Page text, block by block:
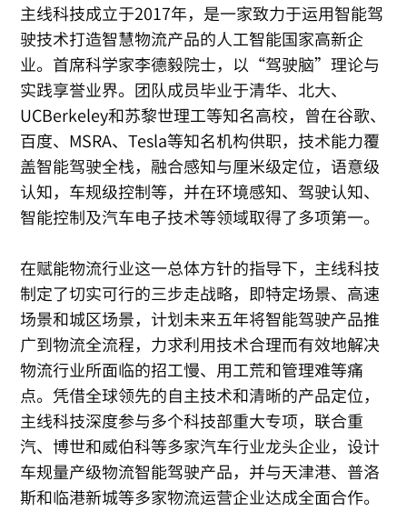
主线科技成立于2017年，是一家致力于运用智能驾
驶技术打造智慧物流产品的人工智能国家高新企
业。首席科学家李德毅院士，以“驾驶脑”理论与
实践享誉业界。团队成员毕业于清华、北大、
UCBerkeley和苏黎世理工等知名高校，曾在谷歌、
百度、MSRA、Tesla等知名机构供职，技术能力覆
盖智能驾驶全栈，融合感知与厘米级定位，语意级
认知，车规级控制等，并在环境感知、驾驶认知、
智能控制及汽车电子技术等领域取得了多项第一。
在赋能物流行业这一总体方针的指导下，主线科技
制定了切实可行的三步走战略，即特定场景、高速
场景和城区场景，计划未来五年将智能驾驶产品推
广到物流全流程，力求利用技术合理而有效地解决
物流行业所面临的招工慢、用工荒和管理难等痛
点。凭借全球领先的自主技术和清晰的产品定位，
主线科技深度参与多个科技部重大专项，联合重
汽、博世和威伯科等多家汽车行业龙头企业，设计
车规量产级物流智能驾驶产品，并与天津港、普洛
斯和临港新城等多家物流运营企业达成全面合作。